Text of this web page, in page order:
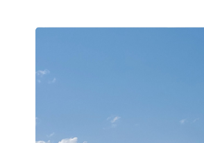
スタッフブログ